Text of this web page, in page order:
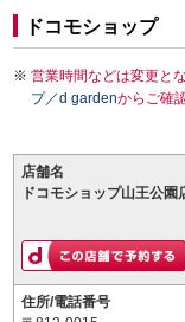
ドコモショップ
営業時間などは変更と
プ／d gardenからご確
店舗名
ドコモショップ山王公園
住所/電話番号